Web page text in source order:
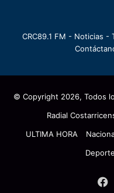
CRC89.1 FM - Noticias -
© Copyright 2026, Todos
Radial
ULTIMA HORA